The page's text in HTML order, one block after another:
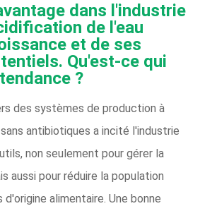
dans l'industrie
de l'eau
et de ses
Qu'est-ce qui
?
des systèmes de production à
antibiotiques a incité l'industrie
non seulement pour gérer la
aussi pour réduire la population
alimentaire. Une bonne